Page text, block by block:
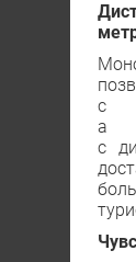
с
а
с